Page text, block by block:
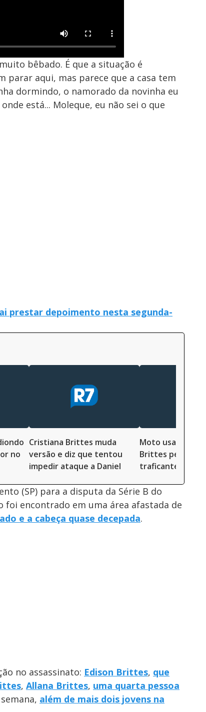
bêbado. É que a situação é
parar aqui, mas parece que a casa tem
dormindo, o namorado da novinha eu
está... Moleque, eu não sei o que
prestar depoimento nesta segunda-
no
Cristiana Brittes muda
versão e diz que tentou
impedir ataque a Daniel
Moto usada por
Brittes pertence a
traficante, diz
(SP) para a disputa da Série B do
foi encontrado em uma área afastada de
e a cabeça quase decepada.
no assassinato: Edison Brittes, que
, Allana Brittes, uma quarta pessoa
além de mais dois jovens na